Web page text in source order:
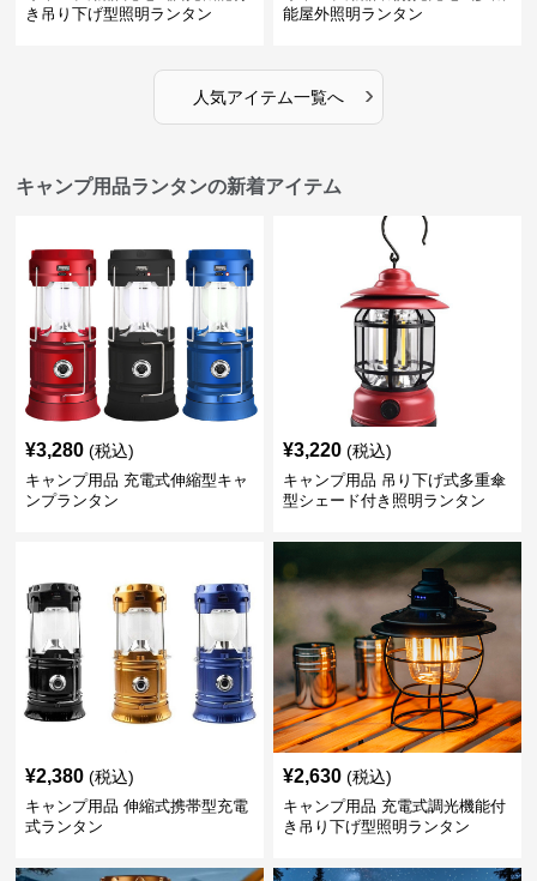
き吊り下げ型照明ランタン
能屋外照明ランタン
人気アイテム一覧へ ›
キャンプ用品ランタンの新着アイテム
¥3,280 (税込)
キャンプ用品 充電式伸縮型キャ
ンプランタン
¥3,220 (税込)
キャンプ用品 吊り下げ式多重傘
型シェード付き照明ランタン
¥2,380 (税込)
キャンプ用品 伸縮式携帯型充電
式ランタン
¥2,630 (税込)
キャンプ用品 充電式調光機能付
き吊り下げ型照明ランタン